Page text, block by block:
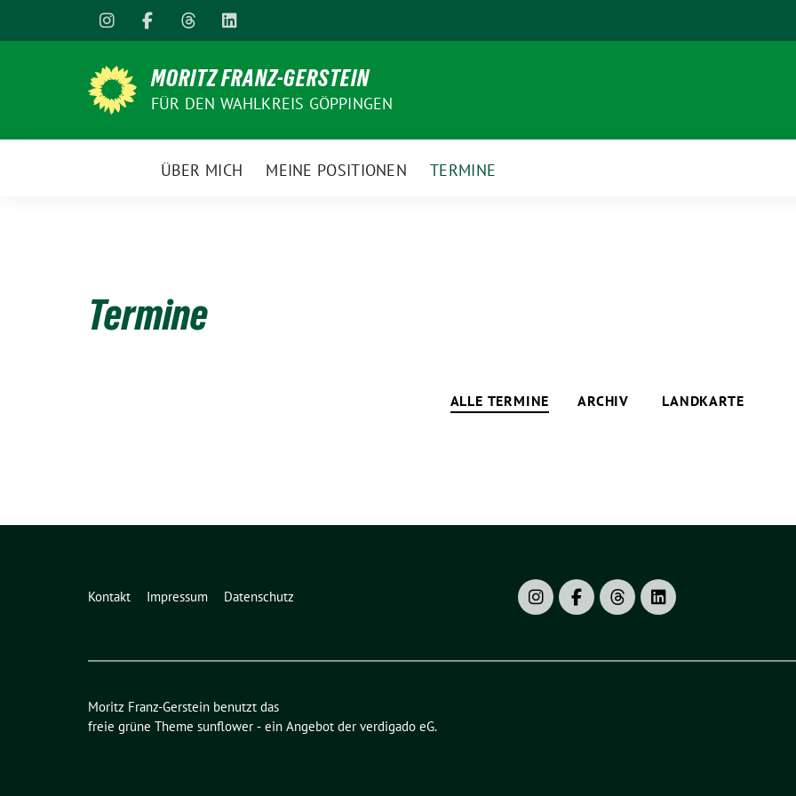
zum
MORITZ FRANZ-GERSTEIN
FÜR DEN WAHLKREIS GÖPPINGEN
ÜBER MICH MEINE POSITIONEN TERMINE
Termine
ALLE TERMINE ARCHIV LANDKARTE
Kontakt Impressum Datenschutz
Moritz Franz-Gerstein benutzt das
freie grüne Theme sunflower ‐ ein Angebot der verdigado eG.